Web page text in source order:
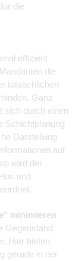
die
effizient
die
tatsächlichen
Ganz
sich durch einen
Schichtplanung
Darstellung
auf
wird der
und
minimieren
Gegenstand
Hier bieten
gerade in der